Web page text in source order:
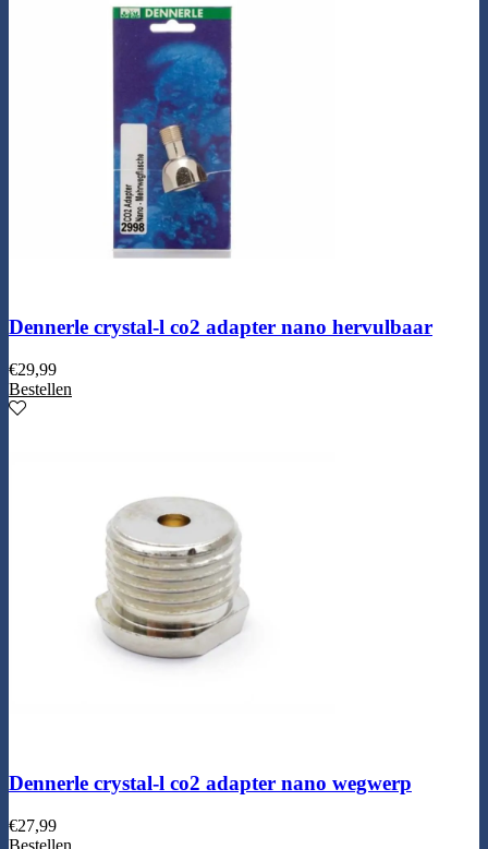
Dennerle crystal-l co2 adapter nano hervulbaar
€29,99
Bestellen
Dennerle crystal-l co2 adapter nano wegwerp
€27,99
Bestellen